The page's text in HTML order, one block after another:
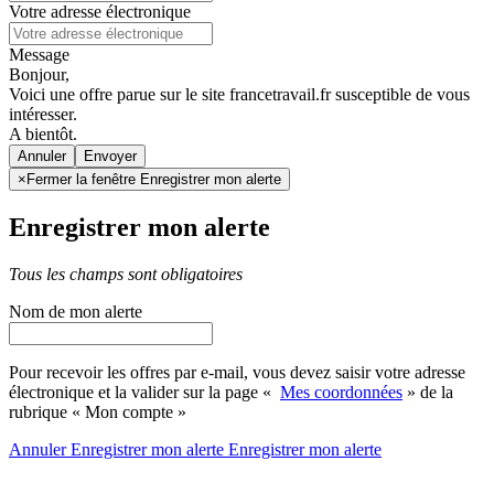
Votre adresse électronique
Message
Bonjour,
Voici une offre parue sur le site francetravail.fr susceptible de vous
intéresser.
A bientôt.
Annuler
× Fermer la fenêtre Enregistrer mon alerte
Enregistrer mon alerte
Tous les champs sont obligatoires
Nom de mon alerte
Pour recevoir les offres par e-mail, vous devez saisir votre adresse
électronique et la valider sur la page « Mes coordonnées » de la
rubrique « Mon compte »
AnnulerEnregistrer mon alerte Enregistrermon alerte